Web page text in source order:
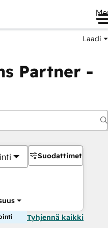
Laadi
Partner -
Suodattimet
Tyhjennä kaikki